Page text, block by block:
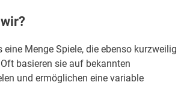
eine Menge Spiele, die ebenso kurzweilig
basieren sie auf bekannten
und ermöglichen eine variable